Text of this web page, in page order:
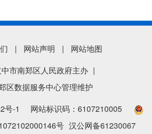
| 网站声明 |
网站地图
市南郑区人民政府主办 |
区数据服务中心管理维护
号-1
网站标识码：6107210005
号 汉公网备61230067